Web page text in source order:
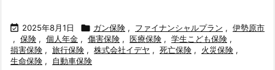
 2025年8月1日  ガン保険 , ファイナンシャルプラン , 伊勢原市
, 保険 , 個人年金 , 傷害保険 , 医療保険 , 学生こども保険 ,
損害保険 , 旅行保険 , 株式会社イデヤ , 死亡保険 , 火災保険 ,
生命保険 , 自動車保険